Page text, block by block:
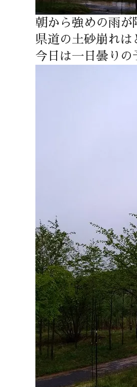
朝から強めの雨が
県道の土砂崩れ
今日は一日曇り